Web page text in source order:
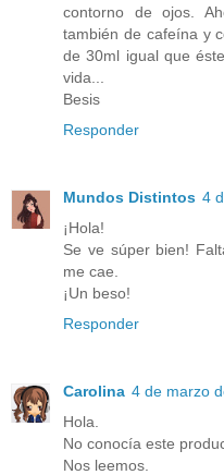
contorno de ojos.
también de cafeína y
de 30ml igual que
vida...
Besis
Responder
Mundos Distintos 4
¡Hola!
Se ve súper bien!
me cae.
¡Un beso!
Responder
Carolina 4 de marzo
Hola.
No conocía este
Nos leemos.